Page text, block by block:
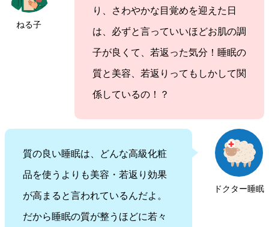
ねる子
り、さわやかな目覚めを迎えた日
は、必ずと言っていいほどお肌の調
子が良くて、若返った気分！睡眠の
質と美容、若返りってもしかして関
係しているの！？
ドクター睡眠
質の良い睡眠は、どんな高級化粧
品を使うよりも美容・若返り効果
が高まると言われているんだよ。
だから睡眠の質が整うほどに若々